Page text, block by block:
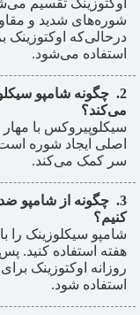
شوره‌های شدید و
درحالی‌که
استفاده می‌شود.
چگونه شامپو
می‌کند؟
سیکلوپیروکس با
اصلی ایجاد شوره
سر کمک می‌کند.
چگونه از شامپو
کنیم؟
هفته استفاده کنید.
روزانه اوکتوزینک
استفاده شود.